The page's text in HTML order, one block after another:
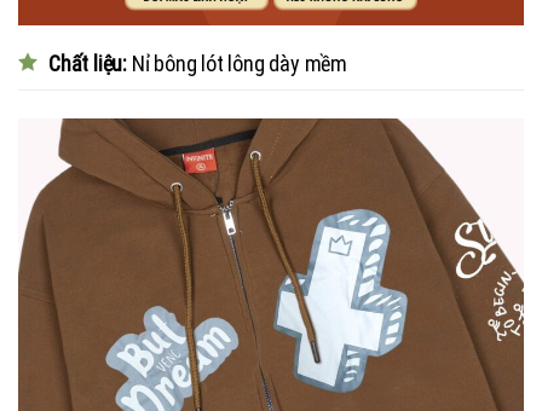
Chất liệu: Nỉ bông lót lông dày mềm